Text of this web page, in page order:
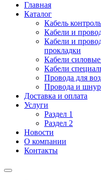
Главная
Каталог
Кабель
Кабели и
Кабели и
прокладки
Кабели
Кабели
Провода для
Провода и
Доставка и оплата
Услуги
Раздел 1
Раздел 2
Новости
О компании
Контакты